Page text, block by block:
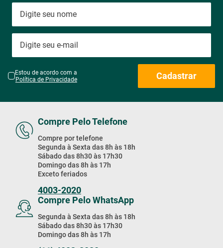
Estou de acordo com a
Política de Privacidade
Cadastrar
Compre Pelo Telefone
Compre por telefone
Segunda à Sexta das 8h às 18h
Sábado das 8h30 às 17h30
Domingo das 8h às 17h
Exceto feriados
4003-2020
Compre Pelo WhatsApp
Segunda à Sexta das 8h às 18h
Sábado das 8h30 às 17h30
Domingo das 8h às 17h